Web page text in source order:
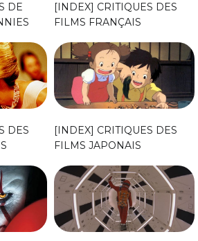
DE
[INDEX] CRITIQUES DES
FILMS FRANÇAIS
DES
[INDEX] CRITIQUES DES
FILMS JAPONAIS